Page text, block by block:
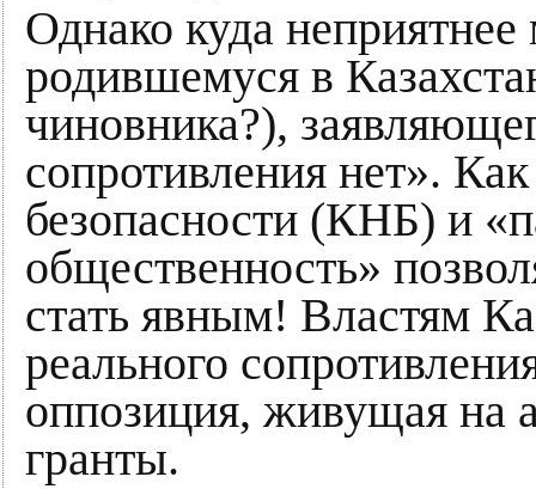
Однако куда
родившемуся в
чиновника?),
сопротивления нет».
безопасности (КНБ) и
общественность»
стать явным! Властям
реального
оппозиция, живущая на
гранты.